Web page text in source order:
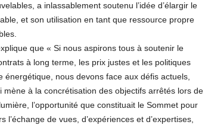
a inlassablement soutenu l’idée d’élargir le
et son utilisation en tant que ressource propre
que « Si nous aspirons tous à soutenir le
à long terme, les prix justes et les politiques
nous devons face aux défis actuels,
à la concrétisation des objectifs arrêtés lors de
l’opportunité que constituait le Sommet pour
de vues, d’expériences et d’expertises,